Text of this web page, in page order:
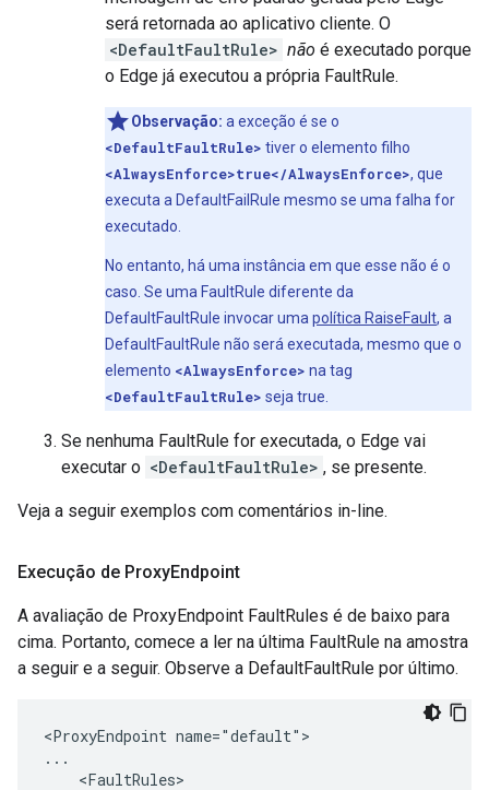
será retornada ao aplicativo cliente. O
<DefaultFaultRule> não é executado porque
o Edge já executou a própria FaultRule.
Observação: a exceção é se o
<DefaultFaultRule> tiver o elemento filho
<AlwaysEnforce>true</AlwaysEnforce>, que
executa a DefaultFailRule mesmo se uma falha for
executado.
No entanto, há uma instância em que esse não é o
caso. Se uma FaultRule diferente da
DefaultFaultRule invocar uma política RaiseFault, a
DefaultFaultRule não será executada, mesmo que o
elemento <AlwaysEnforce> na tag
<DefaultFaultRule> seja true.
Se nenhuma FaultRule for executada, o Edge vai
executar o <DefaultFaultRule> , se presente.
Veja a seguir exemplos com comentários in-line.
Execução de ProxyEndpoint
A avaliação de ProxyEndpoint FaultRules é de baixo para
cima. Portanto, comece a ler na última FaultRule na amostra
a seguir e a seguir. Observe a DefaultFaultRule por último.
<ProxyEndpoint name="default">
...